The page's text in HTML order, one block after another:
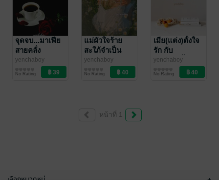
จุดจบ...มาเฟีย
สายคลั่ง
yenchaboy
นิยายรักวัยรุ่น
No Rating
แม่ผัวใจร้าย
สะใภ้จำเป็น
yenchaboy
No Rating
เมีย(แต่ง)ตั้งใจ
รัก กับ
เมีย(ลับ)ตั้งใจ
yenchaboy
No Rating
หน้าที่ 1